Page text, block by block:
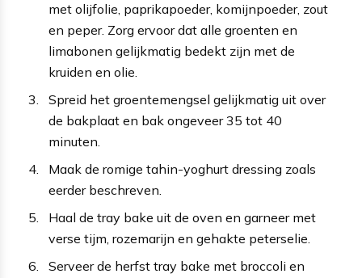
met olijfolie, paprikapoeder, komijnpoeder, zout
en peper. Zorg ervoor dat alle groenten en
limabonen gelijkmatig bedekt zijn met de
kruiden en olie.
Spreid het groentemengsel gelijkmatig uit over
de bakplaat en bak ongeveer 35 tot 40
minuten.
Maak de romige tahin-yoghurt dressing zoals
eerder beschreven.
Haal de tray bake uit de oven en garneer met
verse tijm, rozemarijn en gehakte peterselie.
Serveer de herfst tray bake met broccoli en